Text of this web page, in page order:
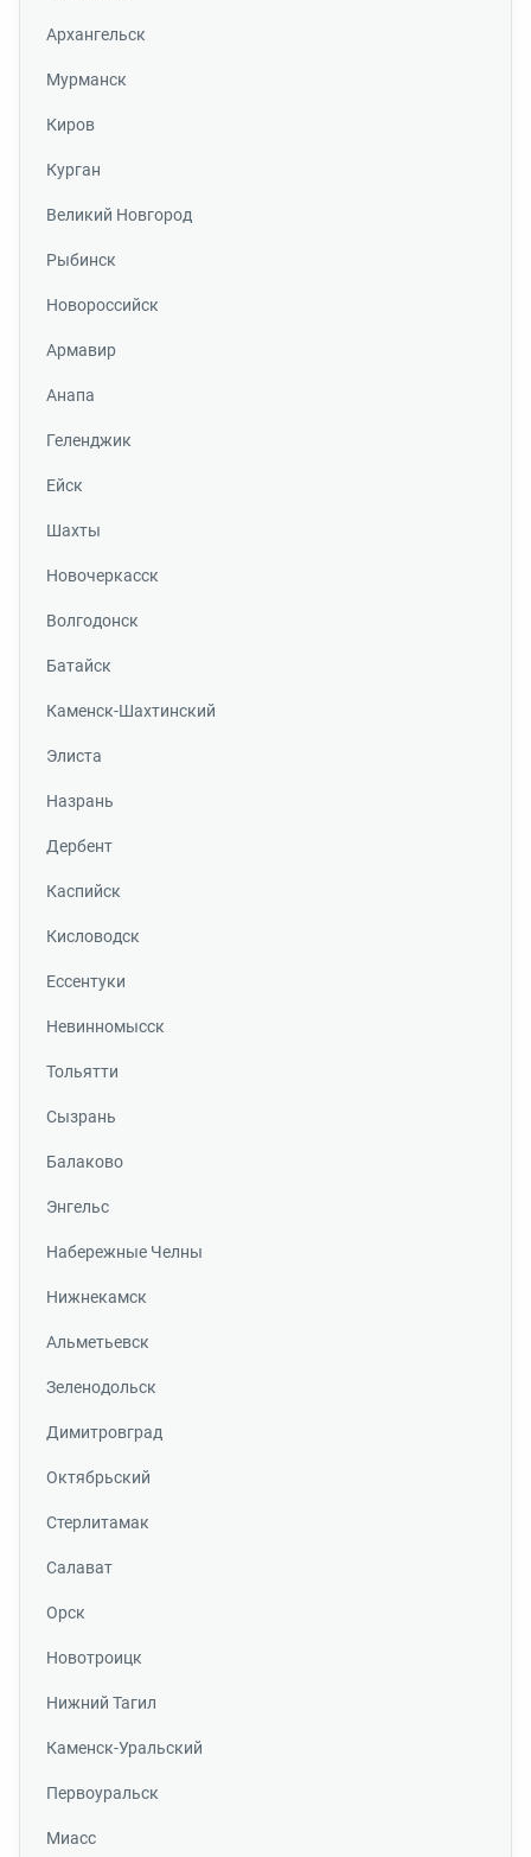
Архангельск
Мурманск
Киров
Курган
Великий Новгород
Рыбинск
Новороссийск
Армавир
Анапа
Геленджик
Ейск
Шахты
Новочеркасск
Волгодонск
Батайск
Каменск-Шахтинский
Элиста
Назрань
Дербент
Каспийск
Кисловодск
Ессентуки
Невинномысск
Тольятти
Сызрань
Балаково
Энгельс
Набережные Челны
Нижнекамск
Альметьевск
Зеленодольск
Димитровград
Октябрьский
Стерлитамак
Салават
Орск
Новотроицк
Нижний Тагил
Каменск-Уральский
Первоуральск
Миасс